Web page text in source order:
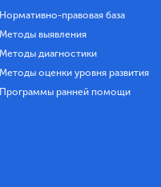
Нормативно-правовая база
Методы выявления
Методы диагностики
Методы оценки уровня развития
Программы ранней помощи